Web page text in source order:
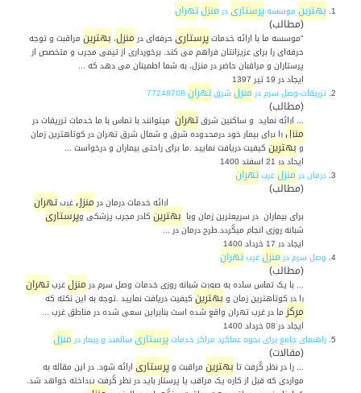
1. بهترین موسسهپرستاریدر منزلتهران
(مطالب)
"موسسه ما با ارائه خدماتپرستاریحرفه‌ای در منزل، بهترین مراقبت و توجه
حرفه‌ای را برای عزیزانتان فراهم می کند. برخورداری از تیمی مجرب و متخصص از
پرستاران و مراقبان حاضر در منزل، به شما اطمینان می دهد که ...
ایجاد در 19 تیر 1397
2. تزریقات-وصل سرم در منزل شرقتهران
(مطالب)
... ارائه نماید و ساکنین شرقتهران میتوانند با تماس با ما خدمات تزریقات در
منزلرا برای بیمار خود درمحدوده شرق و شمال شرق تهران در کوتاهترین زمان
وبهترین کیفیت دریافت نمایید .ما برای راحتی بیماران و درخواست ...
ایجاد در 21 اسفند 1400
3. درمان در منزلغربتهران
(مطالب)
ارائه خدمات درمان در منزلغربتهران
برای بیماران در سریعترین زمان وبا بهترین کادر مجرب پزشکی وپرستاری
شبانه روزی انجام میگردد.طرح درمان در ...
ایجاد در 17 خرداد 1400
4. وصل سرم در منزلغربتهران
(مطالب)
... با یک تماس ساده به صورت شبانه روزی خدمات وصل سرم در منزلغربتهران
را در کوتاهترین زمان و بهترین کیفیت دریافت نمایید .توجه به این نکته که
مرکز ما در غرب تهران واقع شده است بنابراین سعی شده در مناطق غرب ...
ایجاد در 08 خرداد 1400
5. راهنمای جامع برای نحوه عملکرد مراکز خدماتپرستاری سالمند و بیمار در منزل
(مقالات)
... را در نظر گرفت تا بهترین مراقبت وپرستاری ارائه شود. در این مقاله به
مواردی که قبل از کاره یک مراقب یا پرستار باید در نظر گرفت پرداخته خواهد شد.